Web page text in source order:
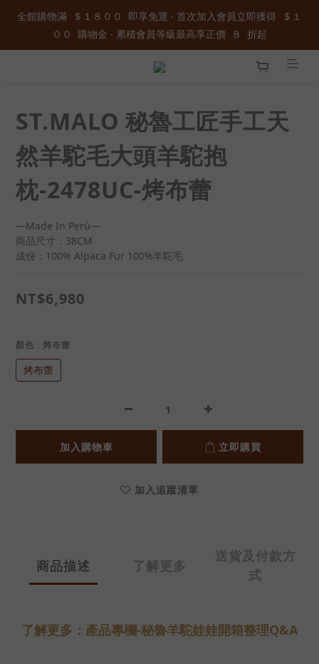
全館購物滿  ＄１８００  即享免運 ‧ 首次加入會員立即獲得  ＄１
００  購物金 ‧ 累積會員等級最高享正價  ８  折起
全館購物滿  ＄１８００  即享免運 ‧ 首次加入會員立即獲得  ＄１
００  購物金 ‧ 累積會員等級最高享正價  ８  折起
加入官方LINE ID : @wau4368o 享額外秘密折扣
全館購物滿  ＄１８００  即享免運 ‧ 首次加入會員立即獲得  ＄１
００  購物金 ‧ 累積會員等級最高享正價  ８  折起
ST.MALO 秘魯工匠手工天
然羊駝毛大頭羊駝抱
枕-2478UC-烤布蕾
—Made In Perú—
商品尺寸：38CM
成份：100% Alpaca Fur 100%羊駝毛
NT$6,980
顏色 : 烤布蕾
烤布蕾
加入購物車 立即購買
加入追蹤清單
商品描述 了解更多
送貨及付款方
式
了解更多：產品專欄-秘魯羊駝娃娃開箱整理Q&A